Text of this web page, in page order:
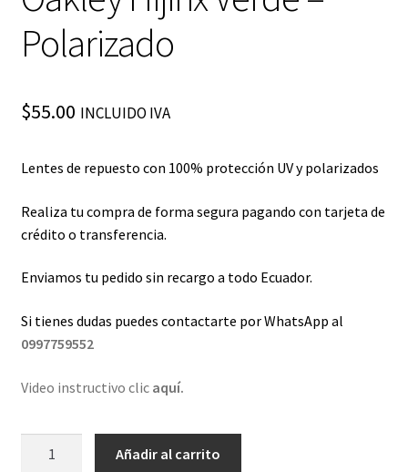
Polarizado
$55.00 INCLUIDO IVA
Lentes de repuesto con 100% protección UV y polarizados
Realiza tu compra de forma segura pagando con tarjeta de
crédito o transferencia.
Enviamos tu pedido sin recargo a todo Ecuador.
Si tienes dudas puedes contactarte por WhatsApp al
0997759552
Video instructivo clic aquí.
Añadir al carrito